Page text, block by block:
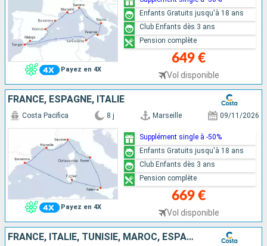
Payez en 4X
649 €
Vol disponible
Enfants Gratuits jusqu'à 18 ans
Club Enfants dès 3 ans
Pension complète
FRANCE, ESPAGNE, ITALIE
Payez en 4X
Costa Pacifica 8 j Marseille 09/11/2026
669 €
Vol disponible
Supplément single à -50%
Enfants Gratuits jusqu'à 18 ans
Club Enfants dès 3 ans
Pension complète
FRANCE, ITALIE, TUNISIE, MAROC, ESPAGNE